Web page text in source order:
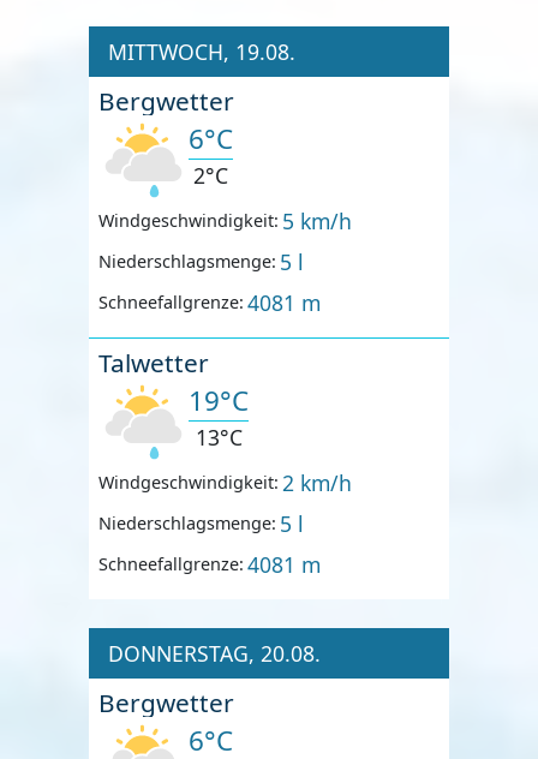
MITTWOCH, 19.08.
Bergwetter
6°C
2°C
Windgeschwindigkeit: 5 km/h
Niederschlagsmenge: 5 l
Schneefallgrenze: 4081 m
Talwetter
19°C
13°C
Windgeschwindigkeit: 2 km/h
Niederschlagsmenge: 5 l
Schneefallgrenze: 4081 m
DONNERSTAG, 20.08.
Bergwetter
6°C